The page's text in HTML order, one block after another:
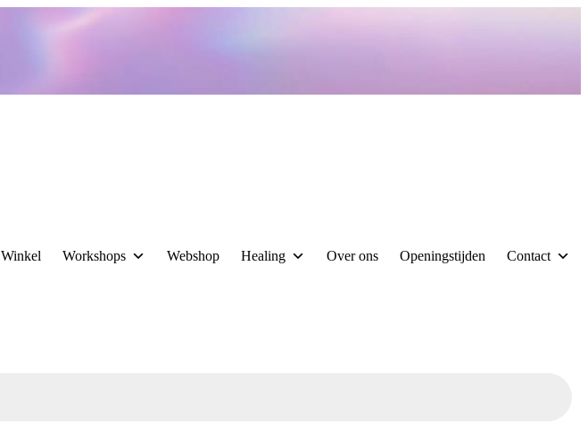
Winkel Workshops Webshop Healing Over ons Openingstijden Contact